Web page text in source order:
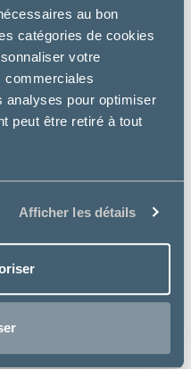
au bon
catégories de cookies
votre
commerciales
analyses pour optimiser
peut être retiré à tout
Afficher les détails
EN SAUCE
€